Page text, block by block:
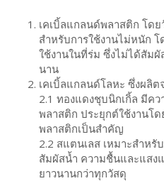
เคเบิ้ลแกลนด์พลาสติก โดย
สำหรับการใช้งานไม่หนัก
ใช้งานในที่ร่ม ซึ่งไม่ได้สัมผั
นาน
เคเบิ้ลแกลนด์โลหะ ซึ่งผลิ
2.1 ทองแดงชุบนิกเกิ้ล มีค
พลาสติก ประยุกต์ใช้งานโ
พลาสติกเป็นสำคัญ
2.2 สแตนเลส เหมาะสำหรั
สัมผัสน้ำ ความชื้นและแสง
ยาวนานกว่าทุกวัสดุ